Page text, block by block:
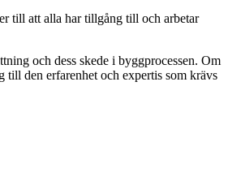
till att alla har tillgång till och arbetar
och dess skede i byggprocessen. Om
den erfarenhet och expertis som krävs